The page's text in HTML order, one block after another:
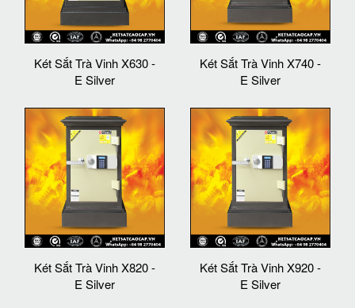
Két Sắt Trà Vinh X630 -
E Silver
Két Sắt Trà Vinh X740 -
E Silver
Két Sắt Trà Vinh X820 -
E Silver
Két Sắt Trà Vinh X920 -
E Silver